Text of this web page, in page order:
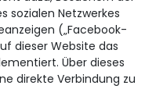
sozialen Netzwerkes
(„Facebook-
dieser Website das
Über dieses
direkte Verbindung zu